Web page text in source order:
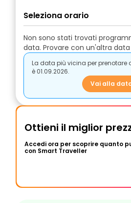
Seleziona orario
Non sono stati trovati
data. Provare con un'altra data
La data più vicina per prenotare
è 01.09.2026.
Vai alla
Ottieni il miglior
Accedi ora per scoprire quanto
con Smart Traveller